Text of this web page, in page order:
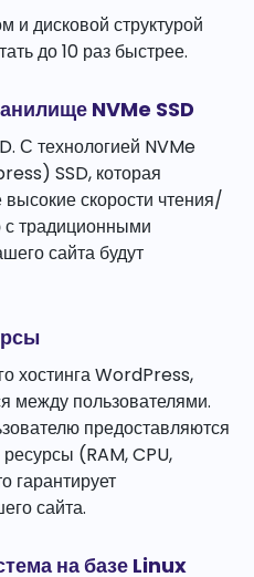
и дисковой структурой
до 10 раз быстрее.
NVMe SSD
С технологией NVMe
SSD, которая
скорости чтения/
традиционными
сайта будут
хостинга WordPress,
между пользователями.
предоставляются
(RAM, CPU,
гарантирует
сайта.
на базе Linux